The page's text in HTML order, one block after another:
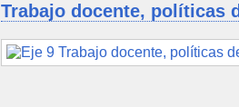
Trabajo docente, políticas